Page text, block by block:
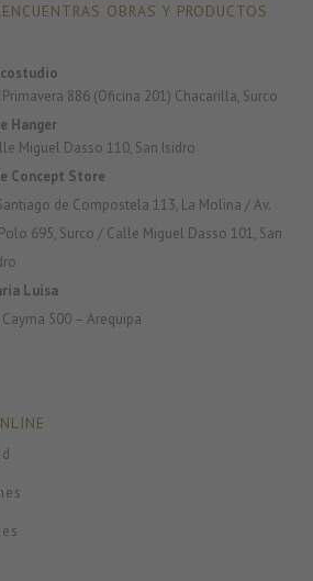
OBRAS Y PRODUCTOS
Primavera 886 (Oficina 201) Chacarilla, Surco
Hanger
Miguel Dasso 110, San Isidro
Concept Store
de Compostela 113, La Molina / Av.
695, Surco / Calle Miguel Dasso 101, San
Luisa
Cayma 500 – Arequipa